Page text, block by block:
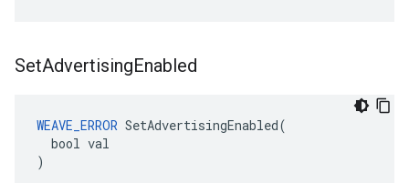
SetAdvertisingEnabled
WEAVE_ERROR SetAdvertisingEnabled(
  bool val
)